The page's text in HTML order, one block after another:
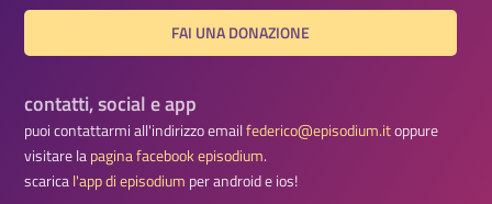
FAI UNA DONAZIONE
contatti, social e app
puoi contattarmi all'indirizzo emailfederico@episodium.itoppure
visitare lapagina facebook episodium.
scarical'app di episodium per android e ios!